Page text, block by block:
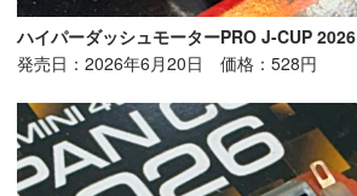
ハイパーダッシュモーターPRO J-CUP 2026
発売日：2026年6月20日 価格：528円